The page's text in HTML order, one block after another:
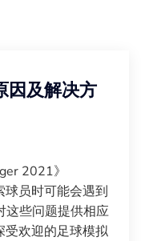
因及解决方
2021》
球员时可能会遇到
这些问题提供相应
欢迎的足球模拟